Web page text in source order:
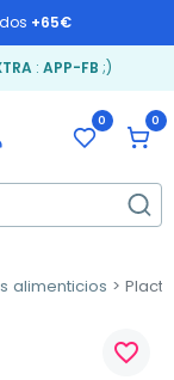
+65€
: APP-FB ;)
0 0
alimenticios
favorite_border